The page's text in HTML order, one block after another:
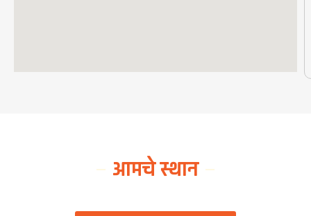
आमचे स्थान